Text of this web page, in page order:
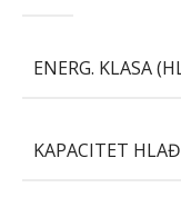
ENERG. KLASA
KAPACITET